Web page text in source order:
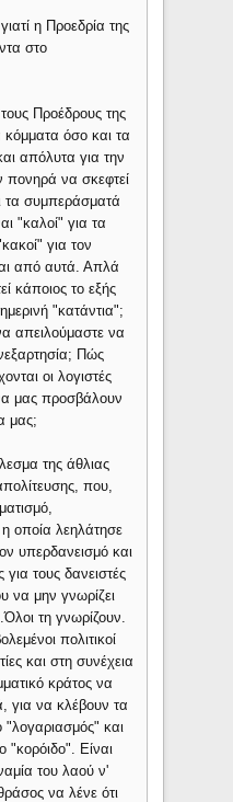
η Προεδρία της
στο
τους Προέδρους της
κόμματα όσο και τα
απόλυτα για την
πονηρά να σκεφτεί
τα συμπεράσματά
"καλοί" για τα
για τον
από αυτά. Απλά
κάποιος το εξής
"κατάντια";
απειλούμαστε να
Πώς
οι λογιστές
μας προσβάλουν
μας;
της άθλιας
που,
οποία λεηλάτησε
υπερδανεισμό και
για τους δανειστές
να μην γνωρίζει
τη γνωρίζουν.
πολιτικοί
και στη συνέχεια
κράτος να
για να κλέβουν τα
και
"κορόιδο". Είναι
του λαού ν'
να λένε ότι